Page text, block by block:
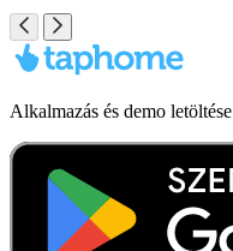
Alkalmazás és demo letöltése